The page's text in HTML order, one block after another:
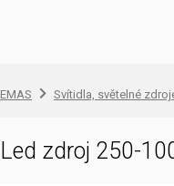
EMAS Svítidla, světelné
Led zdroj 250-